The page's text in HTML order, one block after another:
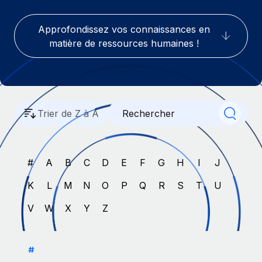
Intégrez et gérez vos freelances partout dans le monde
PEO
Sous-traitez les opérations complexes liées à l’emploi
INFRASTRUCTURE
Intégration Remote
Intégrez vos RH aux flux de travail en toute simplicité
Plateforme
Des fonctions RH clés intégrées pour votre équipe
Connecter
Nouveau
Connectez n'importe quel outil d’IA à Remote grâce à
notre MCP
CROISSANCE
Des solutions agiles et internationales pour les RH et la
paie des entreprises en pleine croissance
Entreprises intermédiaires
Développez vos équipes avec des solutions RH sur
mesure
Entreprise
Les RH à l’international pour les grandes entreprises
pays
Calculateur de paiement des freelances
APPRENDRE AVEC REMOTE
Recherche et guides
Études de cas
Glossaire RH
Checklists et modèles
Descriptions de postes
Nederlands
Français
Deutsch
Español
Italiano
Português (Portugal)
日本語
한국어
中文（简体）
Approfondissez vos connaissances en
matière de ressources humaines !
Trier de Z à A
# A B C D E F G H I
J
K
L M N O P Q R S T
U
V
W X Y Z
#